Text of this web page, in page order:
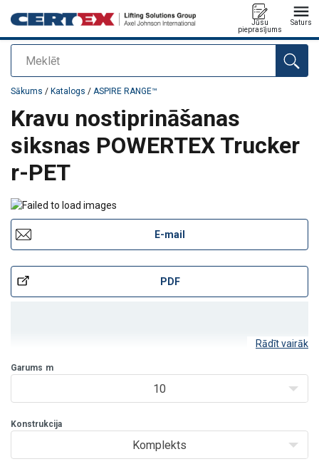
Meklēt
Jūsu
pieprasījums
Saturs
Pievienots jūsu pasūtījumam
Sākums / Katalogs / ASPIRE RANGE™
Kravu nostiprināšanas
siksnas POWERTEX Trucker
r-PET
E-mail
PDF
Rādīt vairāk
Garums m
10
Konstrukcija
Komplekts